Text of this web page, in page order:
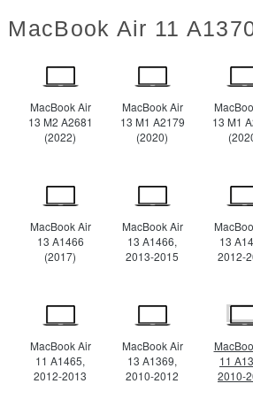
MacBook Air 11
MacBook Air
13 M2 A2681
(2022)
MacBook Air
13 M1 A2179
(2020)
13 M1
MacBook Air
13 A1466
(2017)
MacBook Air
13 A1466,
2013-2015
13
2012-
MacBook Air
11 A1465,
2012-2013
MacBook Air
13 A1369,
2010-2012
11
2010-